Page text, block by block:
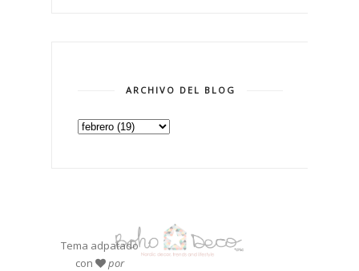
ARCHIVO DEL BLOG
Tema adpatado
con
por